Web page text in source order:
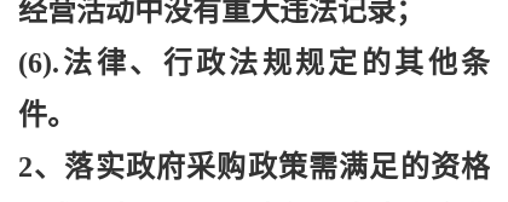
经营活动中没有重大违法记录；
(6).法律、行政法规规定的其他条
件。
2、落实政府采购政策需满足的资格